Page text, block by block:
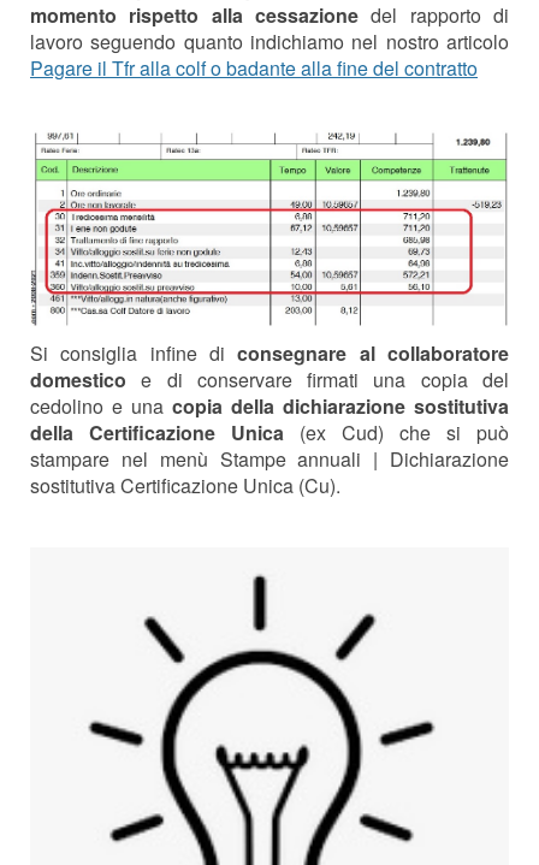
momento rispetto alla cessazione del rapporto di
lavoro seguendo quanto indichiamo nel nostro articolo
Pagare il Tfr alla colf o badante alla fine del contratto
Si consiglia infine diconsegnare al collaboratore
domestico e di conservare firmati una copia del
cedolino e una copia della dichiarazione sostitutiva
della Certificazione Unica (ex Cud) che si può
stampare nel menù Stampe annuali | Dichiarazione
sostitutiva Certificazione Unica (Cu).